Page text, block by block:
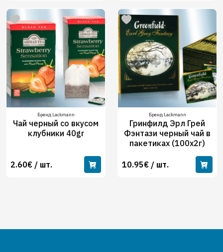
Бренд Lackmann
Чай черный со вкусом
клубники 40gr
2.60€ / шт.
Бренд Lackmann
Гринфилд Эрл Грей
Фэнтази черный чай в
пакетиках (100х2г)
10.95€ / шт.